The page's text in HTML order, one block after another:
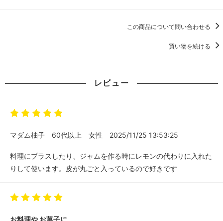
この商品について問い合わせる
買い物を続ける
レビュー
マダム柚子 60代以上 女性 2025/11/25 13:53:25
料理にプラスしたり、ジャムを作る時にレモンの代わりに入れた
りして使います。皮が丸ごと入っているので好きです
お料理や お菓子に